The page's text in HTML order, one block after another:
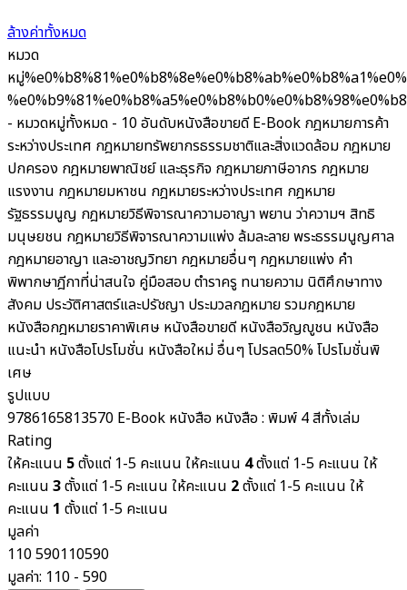
ล้างค่าทั้งหมด
หมวด
หมู่
- หมวดหมู่ทั้งหมด - 10 อันดับหนังสือขายดี E-Book กฎหมายการค้า
ระหว่างประเทศ กฎหมายทรัพยากรธรรมชาติและสิ่งแวดล้อม กฎหมาย
ปกครอง กฎหมายพาณิชย์ และธุรกิจ กฎหมายภาษีอากร กฎหมาย
แรงงาน กฎหมายมหาชน กฎหมายระหว่างประเทศ กฎหมาย
รัฐธรรมนูญ กฎหมายวิธีพิจารณาความอาญา พยาน ว่าความฯ สิทธิ
มนุษยชน กฎหมายวิธีพิจารณาความแพ่ง ล้มละลาย พระธรรมนูญศาล
กฎหมายอาญา และอาชญวิทยา กฎหมายอื่นๆ กฎหมายแพ่ง คำ
พิพากษาฎีกาที่น่าสนใจ คู่มือสอบตำราครู ทนายความ นิติศึกษาทาง
สังคม ประวัติศาสตร์และปรัชญา ประมวลกฎหมาย รวมกฎหมาย
หนังสือกฎหมายราคาพิเศษ หนังสือขายดี หนังสือวิญญูชน หนังสือ
แนะนำ หนังสือโปรโมชั่น หนังสือใหม่อื่นๆโปรลด50%โปรโมชั่นพิ
เศษ
รูปแบบ
9786165813570 E-Book หนังสือ หนังสือ : พิมพ์ 4 สีทั้งเล่ม
Rating
ให้คะแนน 5ตั้งแต่ 1-5 คะแนน ให้คะแนน 4ตั้งแต่ 1-5 คะแนน ให้
คะแนน 3ตั้งแต่ 1-5 คะแนน ให้คะแนน 2ตั้งแต่ 1-5 คะแนน ให้
คะแนน 1 ตั้งแต่ 1-5 คะแนน
มูลค่า
110590110590
มูลค่า: 110 - 590